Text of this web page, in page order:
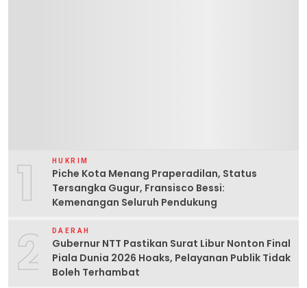
1 HUKRIM
Piche Kota Menang Praperadilan, Status
Tersangka Gugur, Fransisco Bessi:
Kemenangan Seluruh Pendukung
2 DAERAH
Gubernur NTT Pastikan Surat Libur Nonton Final
Piala Dunia 2026 Hoaks, Pelayanan Publik Tidak
Boleh Terhambat